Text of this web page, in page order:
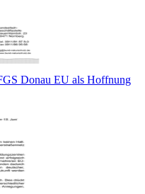
Donau EU als Hoffnung